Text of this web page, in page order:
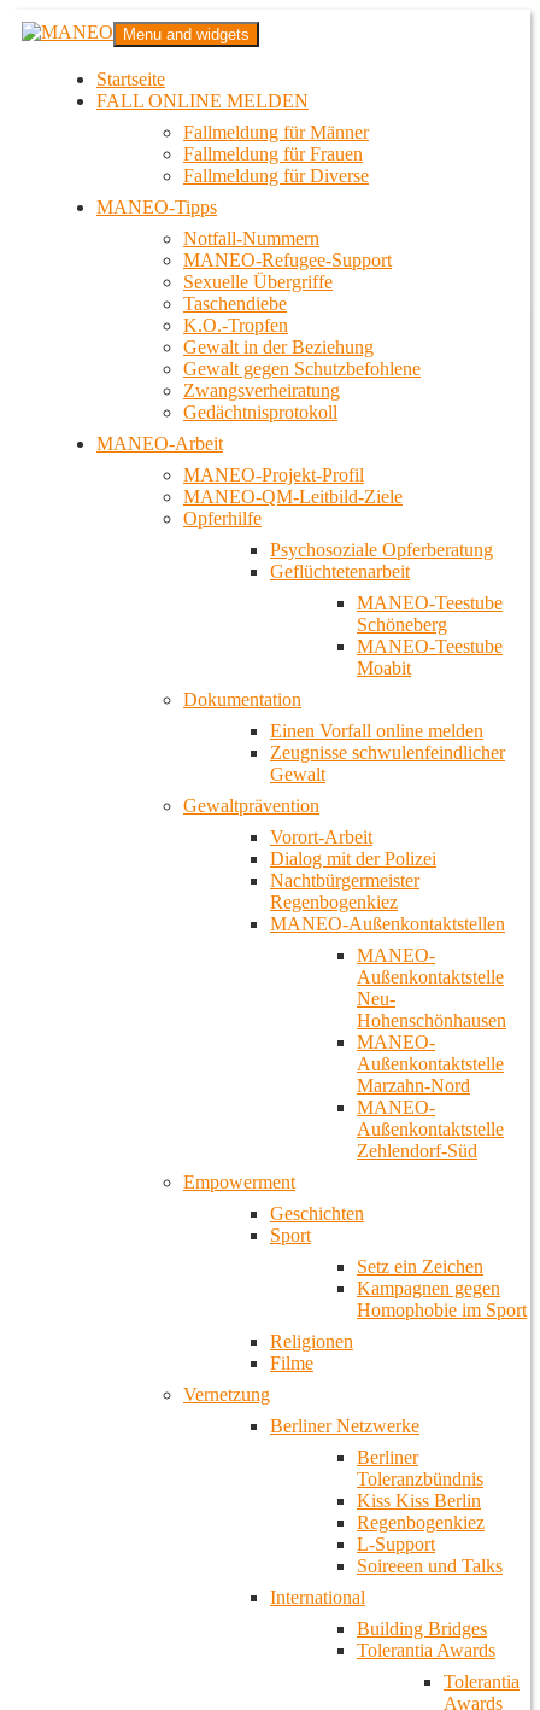
Zum
InhaltMANEO
Das schwule Anti-Gewalt-Projekt in Berlin
Menu and widgets
Startseite
FALL ONLINE MELDEN
Fallmeldung für Männer
Fallmeldung für Frauen
Fallmeldung für Diverse
MANEO-Tipps
Notfall-Nummern
MANEO-Refugee-Support
Sexuelle Übergriffe
Taschendiebe
K.O.-Tropfen
Gewalt in der Beziehung
Gewalt gegen Schutzbefohlene
Zwangsverheiratung
Gedächtnisprotokoll
MANEO-Arbeit
MANEO-Projekt-Profil
MANEO-QM-Leitbild-Ziele
Opferhilfe
Psychosoziale Opferberatung
Geflüchtetenarbeit
MANEO-Teestube
Schöneberg
MANEO-Teestube
Moabit
Dokumentation
Einen Vorfall online melden
Zeugnisse schwulenfeindlicher
Gewalt
Gewaltprävention
Vorort-Arbeit
Dialog mit der Polizei
Nachtbürgermeister
Regenbogenkiez
MANEO-Außenkontaktstellen
MANEO-
Außenkontaktstelle
Neu-
Hohenschönhausen
MANEO-
Außenkontaktstelle
Marzahn-Nord
MANEO-
Außenkontaktstelle
Zehlendorf-Süd
Empowerment
Geschichten
Sport
Setz ein Zeichen
Kampagnen gegen
Homophobie im Sport
Religionen
Filme
Vernetzung
Berliner Netzwerke
Berliner
Toleranzbündnis
Kiss Kiss Berlin
Regenbogenkiez
L-Support
Soireeen und Talks
International
Building Bridges
Tolerantia Awards
Tolerantia
Awards